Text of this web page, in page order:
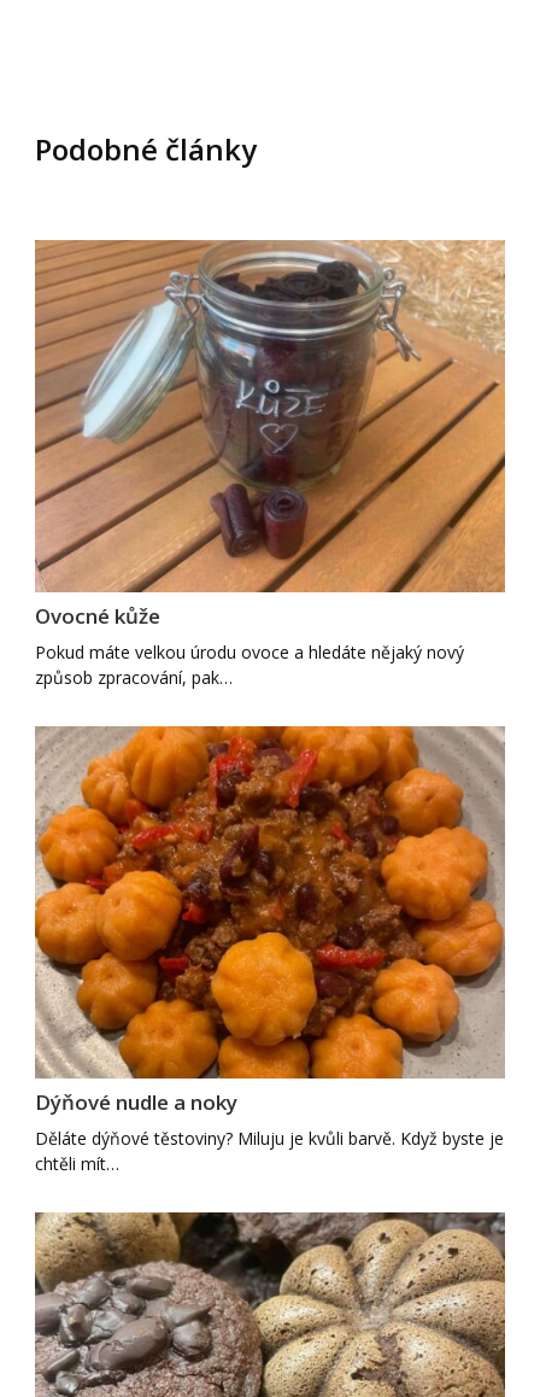
Podobné články
Ovocné kůže
Pokud máte velkou úrodu ovoce a hledáte nějaký nový
způsob zpracování, pak…
Dýňové nudle a noky
Děláte dýňové těstoviny? Miluju je kvůli barvě. Když byste je
chtěli mít…